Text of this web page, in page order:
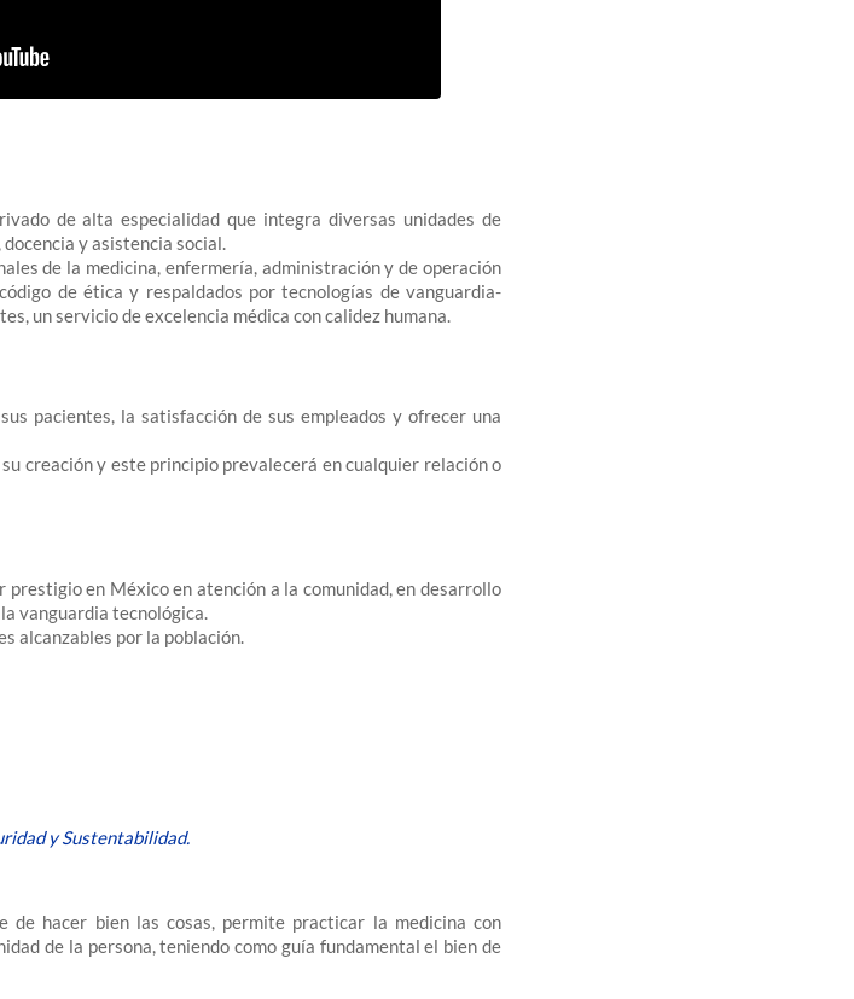
de alta especialidad que integra diversas unidades de
y asistencia social.
de la medicina, enfermería, administración y de operación
de ética y respaldados por tecnologías de vanguardia-
un servicio de excelencia médica con calidez humana.
pacientes, la satisfacción de sus empleados y ofrecer una
creación y este principio prevalecerá en cualquier relación o
prestigio en México en atención a la comunidad, en desarrollo
vanguardia tecnológica.
alcanzables por la población.
y Sustentabilidad.
de hacer bien las cosas, permite practicar la medicina con
de la persona, teniendo como guía fundamental el bien de